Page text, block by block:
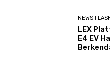
NEWS
LEX
E4 EV